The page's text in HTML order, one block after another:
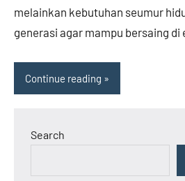
melainkan kebutuhan seumur
generasi agar mampu bersaing
Continue reading
Search